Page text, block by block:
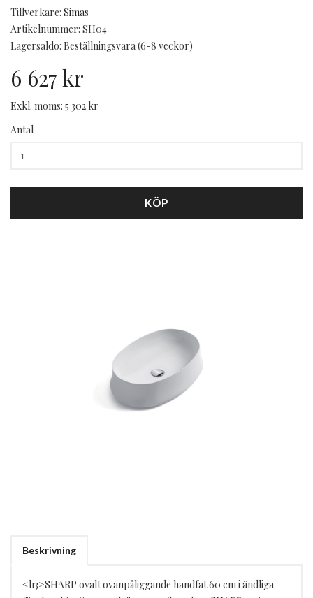
Beskrivning
<h3>SHARP ovalt ovanpåliggande handfat 60 cm i ändliga
Tillverkare: Simas
Artikelnummer: SH04
Lagersaldo: Beställningsvara (6-8 veckor)
6 627 kr
Exkl. moms: 5 302 kr
Antal
KÖP